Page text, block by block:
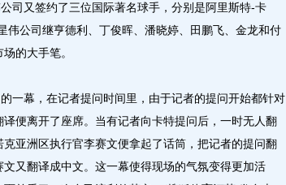
又签约了三位国际著名球手，分别是阿里斯特-卡
伟公司继亨德利、丁俊晖、潘晓婷、田鹏飞、金龙和付
的大手笔。
幕，在记者提问时间里，由于记者的提问开始都针对
便离开了座席。当有记者向卡特提问后，一时无人翻
亚洲区执行官李赛文便拿起了话筒，把记者的提问翻
又翻译成中文。这一幕使得现场的气氛变得更加活